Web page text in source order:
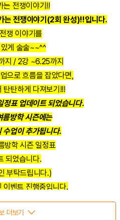
는 전쟁이야기!!
는 전쟁이야기(2회 완성)!!입니다.
쟁 이야기를
게 술술~~^^
지 / 2강 ~6.25까지
으로 흐름을 잡았다면,
탄탄하게 다져보기!!!
표 업데이트 되었습니다.
방학 시즌에는
수업이 추가됩니다.
학 시즌 일정표
되었습니다.
부탁드립니다.)
벤트 진행중입니다.
업료는 정상가로 변경됩니다.
의:010-2608-2019
더보기